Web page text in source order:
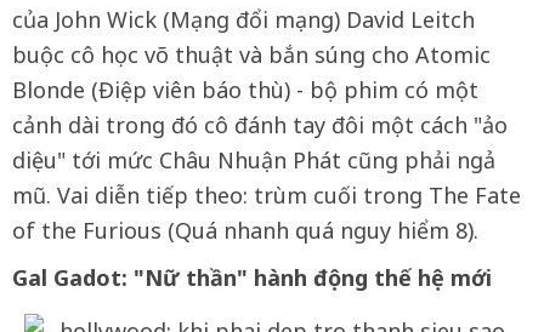
của John Wick (Mạng đổi mạng) David Leitch
buộc cô học võ thuật và bắn súng cho Atomic
Blonde (Điệp viên báo thù) - bộ phim có một
cảnh dài trong đó cô đánh tay đôi một cách "ảo
diệu" tới mức Châu Nhuận Phát cũng phải ngả
mũ. Vai diễn tiếp theo: trùm cuối trong The Fate
of the Furious (Quá nhanh quá nguy hiểm 8).
Gal Gadot: "Nữ thần" hành động thế hệ mới